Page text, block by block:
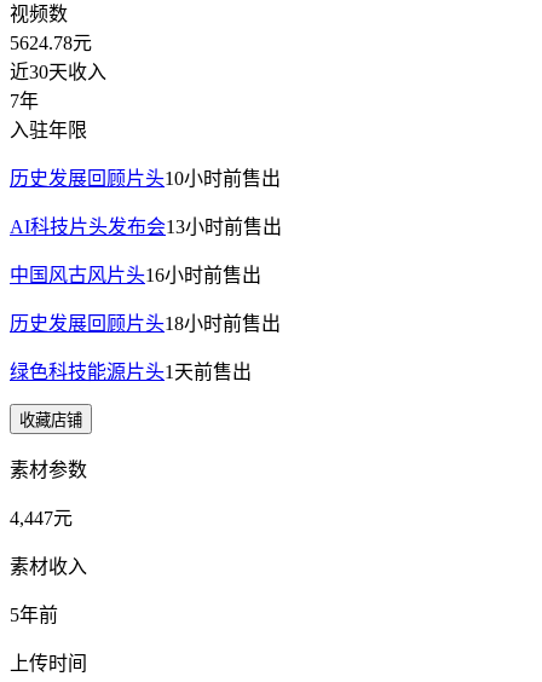
视频数
5624.78元
近30天收入
7年
入驻年限
历史发展回顾片头10小时前售出
AI科技片头发布会13小时前售出
中国风古风片头16小时前售出
历史发展回顾片头18小时前售出
绿色科技能源片头1天前售出
收藏店铺
素材参数
4,447元
素材收入
5年前
上传时间